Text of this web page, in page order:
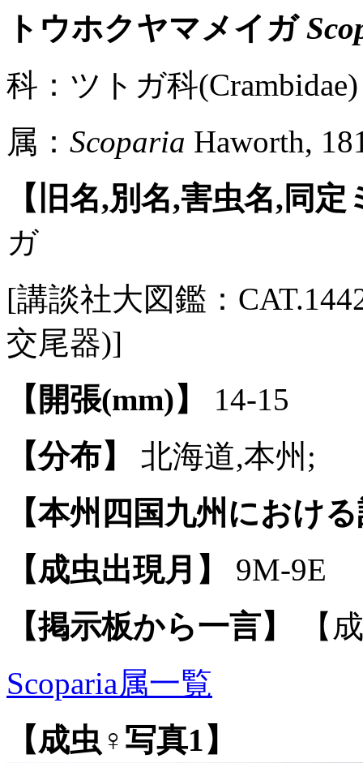
トウホクヤマメイガ
科：ツトガ科
属： Scoparia Haworth,
【旧名,別名,害虫名,同
ガ
[講談社大図鑑：
交尾器)]
【開張(mm)】
14-15
【分布】
北海道,本州;
【本州四国九州におけ
【成虫出現月】
9M-9E
【掲示板から一言】
【
Scoparia属一覧
【成虫♀写真1】